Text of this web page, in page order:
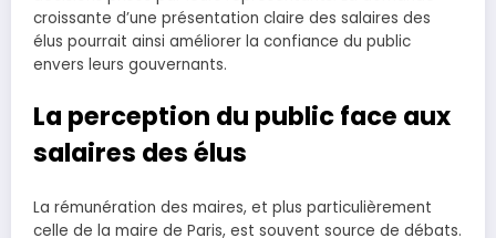
croissante d’une présentation claire des salaires des
élus pourrait ainsi améliorer la confiance du public
envers leurs gouvernants.
La perception du public face aux
salaires des élus
La rémunération des maires, et plus particulièrement
celle de la maire de Paris, est souvent source de débats.